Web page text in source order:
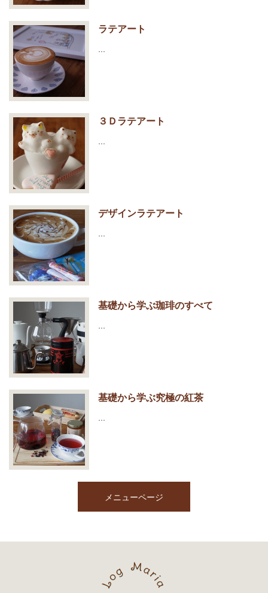
ラテアート
…
３Ｄラテアート
…
デザインラテアート
…
基礎から学ぶ珈琲のすべて
…
基礎から学ぶ究極の紅茶
…
メニューページ